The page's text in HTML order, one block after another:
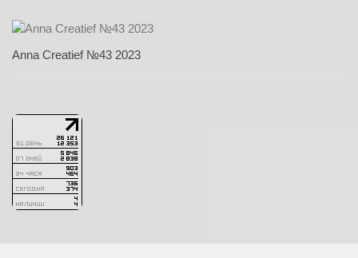
Anna Creatief №43 2023